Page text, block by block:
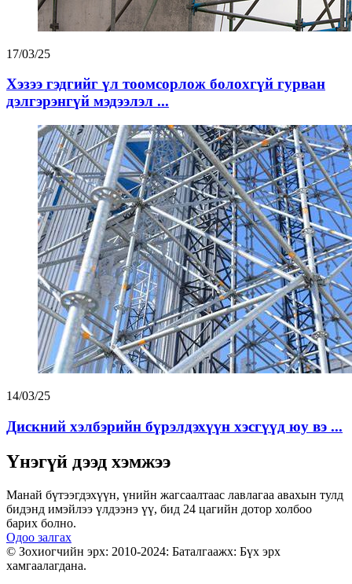
17/03/25
Хэзээ гэдгийг үл тоомсорлож болохгүй гурван
дэлгэрэнгүй мэдээлэл ...
14/03/25
Дискний хэлбэрийн бүрэлдэхүүн хэсгүүд юу вэ ...
Үнэгүй дээд хэмжээ
Манай бүтээгдэхүүн, үнийн жагсаалтаас лавлагаа авахын тулд
бидэнд имэйлээ үлдээнэ үү, бид 24 цагийн дотор холбоо
барих болно.
Одоо залгах
© Зохиогчийн эрх: 2010-2024: Баталгаажх: Бүх эрх
хамгаалагдана.